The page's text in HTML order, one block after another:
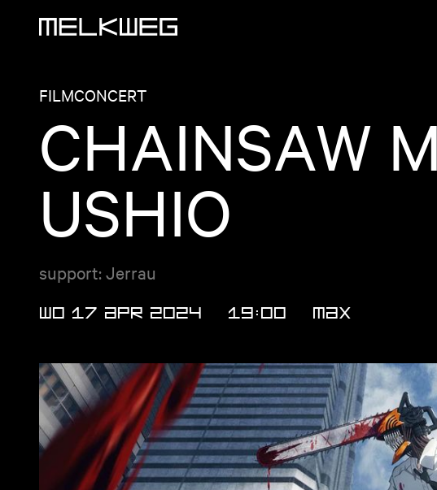
FILMCONCERT
CHAINSAW
USHIO
support: Jerrau
WO 17 APR 2024 19:00 MAX